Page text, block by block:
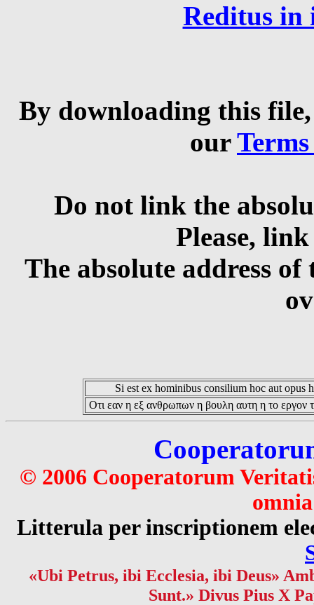
Reditus in
By downloading this
our
Do not link the
Please,
The absolute address
Si est ex hominibus consilium hoc aut opus
Οτι εαν η εξ ανθρωπων η βουλη αυτη η το εργον
© 2006 Cooperatorum
Litterula per inscriptionem
«Ubi Petrus, ibi Ecclesia, ibi Deus»
Sunt.» Divus Pius X